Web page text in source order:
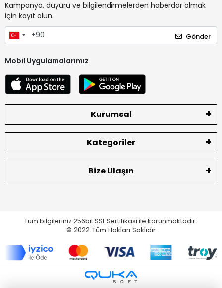
Kampanya, duyuru ve bilgilendirmelerden haberdar olmak
için kayıt olun.
Gönder
Mobil Uygulamalarımız
Kurumsal
Kategoriler
Bize Ulaşın
Tüm bilgileriniz 256bit SSL Sertifikası ile korunmaktadır.
© 2022 Tüm Hakları Saklıdır